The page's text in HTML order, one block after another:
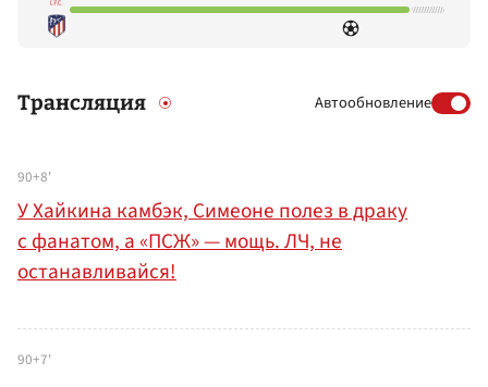
Трансляция Автообновление
90+8'
У Хайкина камбэк, Симеоне полез в драку
с фанатом, а «ПСЖ» — мощь. ЛЧ, не
останавливайся!
90+7'